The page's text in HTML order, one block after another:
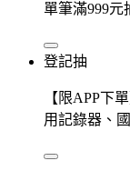
單筆滿999元
登記抽
【限APP下
用記錄器、